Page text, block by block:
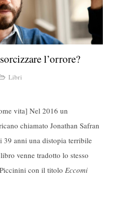
l’orrore?
Libri
vita] Nel 2016 un
chiamato Jonathan Safran
39 anni una distopia terribile
venne tradotto lo stesso
con il titolo Eccomi